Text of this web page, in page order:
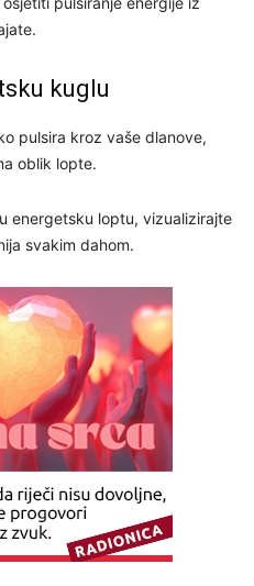
kuglu
pulsira kroz vaše dlanove,
oblik lopte.
energetsku loptu, vizualizirajte
svakim dahom.